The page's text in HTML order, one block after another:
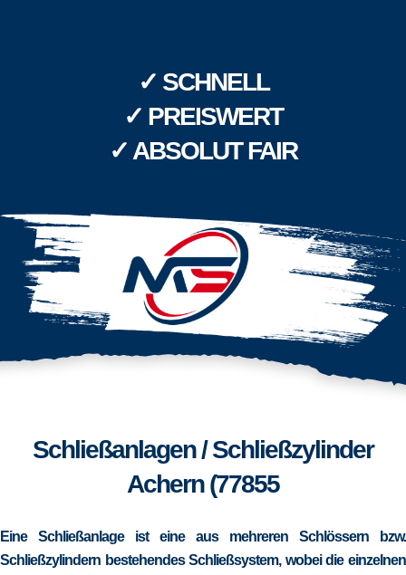
✓ SCHNELL
✓ PREISWERT
✓ ABSOLUT FAIR
Schließanlagen / Schließzylinder
Achern (77855
Eine Schließanlage ist eine aus mehreren Schlössern bzw.
Schließzylindern bestehendes Schließsystem, wobei die einzelnen